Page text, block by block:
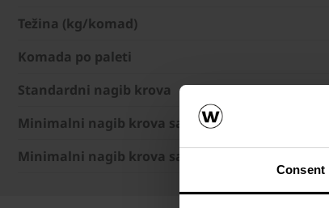
Consent
Težina (kg/komad)
Komada po paleti
Standardni nagib krova
Minimalni nagib krova sa sekundarnim krovom
Minimalni nagib krova sa vodonepropusnim